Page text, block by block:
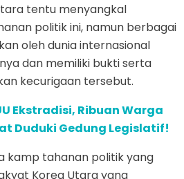
tentu menyangkal
politik ini, namun berbagai
oleh dunia internasional
dan memiliki bukti serta
kecurigaan tersebut.
Ekstradisi, Ribuan Warga
Duduki Gedung Legislatif!
kamp tahanan politik yang
Korea Utara yang